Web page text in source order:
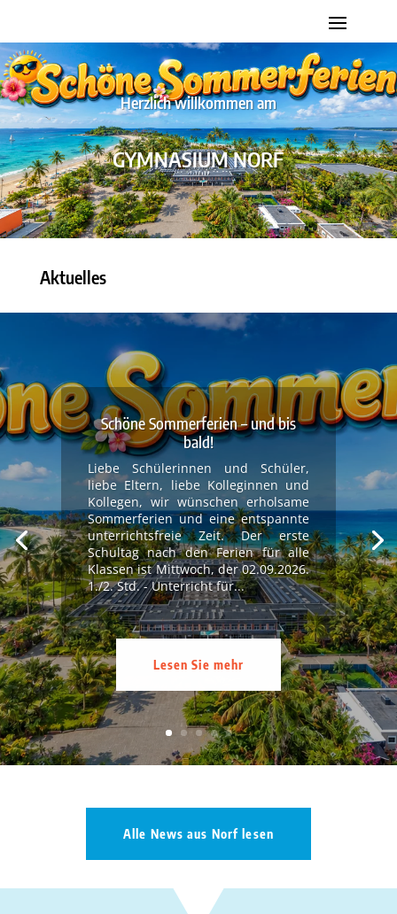
Herzlich willkommen am
GYMNASIUM NORF
Aktuelles
Schöne Sommerferien – und bis
bald!
Liebe Schülerinnen und Schüler,
liebe Eltern, liebe Kolleginnen und
Kollegen, wir wünschen erholsame
Sommerferien und eine entspannte
unterrichtsfreie Zeit. Der erste
Schultag nach den Ferien für alle
Klassen ist Mittwoch, der 02.09.2026.
1./2. Std. - Unterricht für...
Lesen Sie mehr
Alle News aus Norf lesen